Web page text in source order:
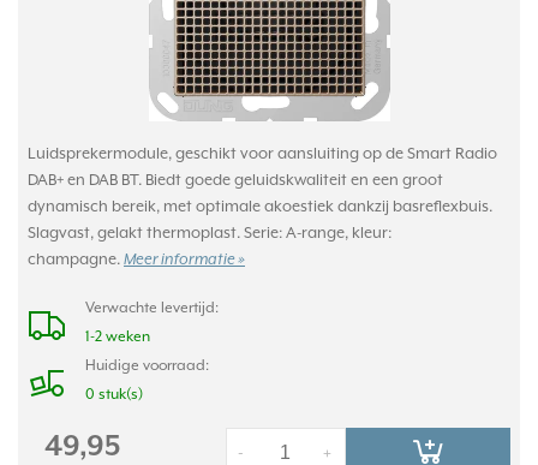
Luidsprekermodule, geschikt voor aansluiting op de Smart Radio
DAB+ en DAB BT. Biedt goede geluidskwaliteit en een groot
dynamisch bereik, met optimale akoestiek dankzij basreflexbuis.
Slagvast, gelakt thermoplast. Serie: A-range, kleur:
champagne. Meer informatie »
Verwachte levertijd:
1-2 weken
Huidige voorraad:
0 stuk(s)
49,95 +
-